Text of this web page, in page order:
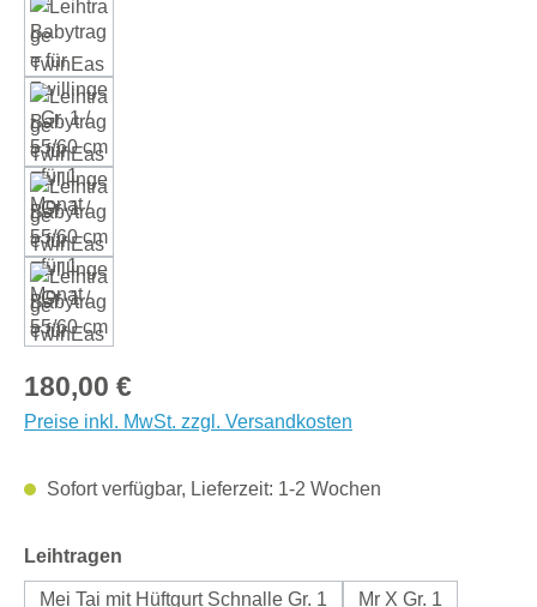
Regulärer Preis:
180,00 €
Preise inkl. MwSt. zzgl. Versandkosten
Sofort verfügbar, Lieferzeit: 1-2 Wochen
Leihtragen
Mei Tai mit Hüftgurt Schnalle Gr. 1
Mr X Gr. 1